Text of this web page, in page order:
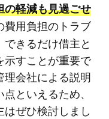
の軽減も見過ごせ
費用負担のトラブ
きるだけ借主と
示すことが重要で
会社による説明
といえるため、
ぜひ検討しまし